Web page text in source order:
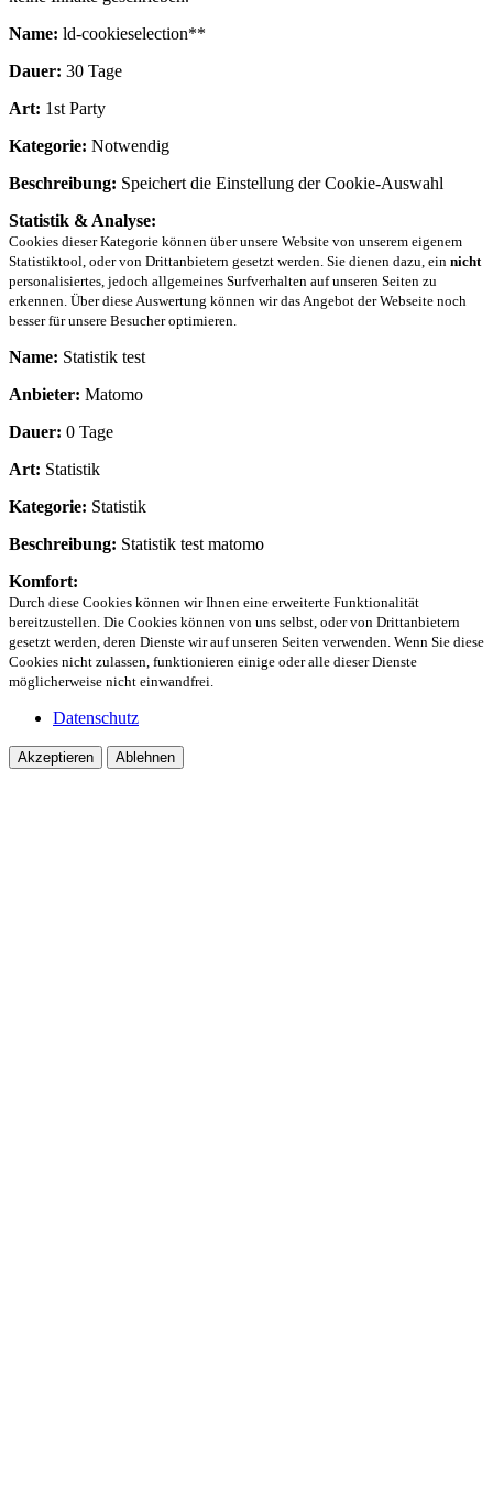
Name: ld-cookieselection**
Dauer: 30 Tage
Art: 1st Party
Kategorie: Notwendig
Beschreibung: Speichert die Einstellung der Cookie-Auswahl
Statistik & Analyse:
Cookies dieser Kategorie können über unsere Website von unserem eigenem
Statistiktool, oder von Drittanbietern gesetzt werden. Sie dienen dazu, ein nicht
personalisiertes, jedoch allgemeines Surfverhalten auf unseren Seiten zu
erkennen. Über diese Auswertung können wir das Angebot der Webseite noch
besser für unsere Besucher optimieren.
Name: Statistik test
Anbieter: Matomo
Dauer: 0 Tage
Art: Statistik
Kategorie: Statistik
Beschreibung: Statistik test matomo
Komfort:
Durch diese Cookies können wir Ihnen eine erweiterte Funktionalität
bereitzustellen. Die Cookies können von uns selbst, oder von Drittanbietern
gesetzt werden, deren Dienste wir auf unseren Seiten verwenden. Wenn Sie diese
Cookies nicht zulassen, funktionieren einige oder alle dieser Dienste
möglicherweise nicht einwandfrei.
Datenschutz
Akzeptieren Ablehnen